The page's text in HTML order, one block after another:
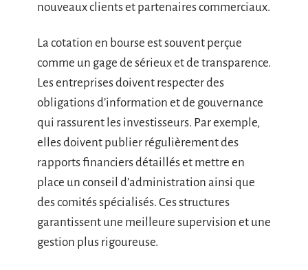
nouveaux clients et partenaires commerciaux.
La cotation en bourse est souvent perçue
comme un gage de sérieux et de transparence.
Les entreprises doivent respecter des
obligations d’information et de gouvernance
qui rassurent les investisseurs. Par exemple,
elles doivent publier régulièrement des
rapports financiers détaillés et mettre en
place un conseil d’administration ainsi que
des comités spécialisés. Ces structures
garantissent une meilleure supervision et une
gestion plus rigoureuse.